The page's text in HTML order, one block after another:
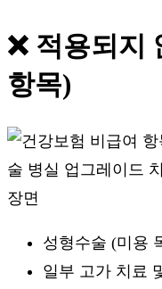
❌ 적용되지
항목)
성형수술 (미용
일부 고가 치료